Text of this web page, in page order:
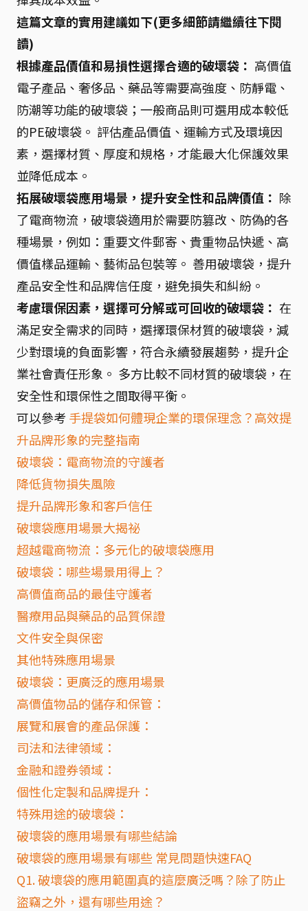
這篇文章的實用建議如下(更多細節請繼續往下閱
讀)
根據產品價值和易損性選擇合適的破壞袋： 高價值
電子產品、奢侈品、藥品等需要高強度、防靜電、
防潮等功能的破壞袋；一般商品則可選用成本較低
的PE破壞袋。 評估產品價值、運輸方式及環境因
素，選擇材質、厚度和規格，才能最大化保護效果
並降低成本。
拓展破壞袋應用場景，提升安全性和品牌價值： 除
了電商物流，破壞袋適用於需要防篡改、防偽的各
種場景，例如：重要文件郵寄、貴重物品快遞、高
價值樣品運輸、藝術品包裝等。 善用破壞袋，提升
產品安全性和品牌信任度，避免損失和糾紛。
考慮環保因素，選擇可分解或可回收的破壞袋： 在
滿足安全需求的同時，選擇環保材質的破壞袋，減
少對環境的負面影響，符合永續發展趨勢，提升企
業社會責任形象。 多方比較不同材質的破壞袋，在
安全性和環保性之間取得平衡。
可以參考 手提袋如何體現企業的環保理念？高效提
升品牌形象的完整指南
破壞袋：電商物流的守護者
降低貨物損失風險
提升品牌形象和客戶信任
破壞袋應用場景大揭祕
超越電商物流：多元化的破壞袋應用
破壞袋：哪些場景用得上？
高價值商品的最佳守護者
醫療用品與藥品的品質保證
文件安全與保密
其他特殊應用場景
破壞袋：更廣泛的應用場景
高價值物品的儲存和保管：
展覽和展會的產品保護：
司法和法律領域：
金融和證券領域：
個性化定製和品牌提升：
特殊用途的破壞袋：
破壞袋的應用場景有哪些結論
破壞袋的應用場景有哪些 常見問題快速FAQ
Q1. 破壞袋的應用範圍真的這麼廣泛嗎？除了防止
盜竊之外，還有哪些用途？